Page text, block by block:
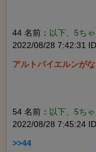
44 名前： 以下、5ち
2022/08/28 7:42:31
アルトバイエルンが
54 名前： 以下、5ち
2022/08/28 7:45:24
>>44